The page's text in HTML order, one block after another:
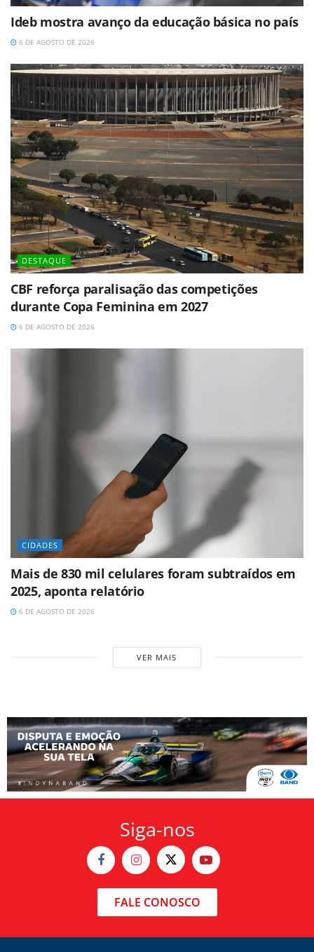
Ideb mostra avanço da educação básica no país
6 DE AGOSTO DE 2026
DESTAQUE
CBF reforça paralisação das competições
durante Copa Feminina em 2027
6 DE AGOSTO DE 2026
CIDADES
Mais de 830 mil celulares foram subtraídos em
2025, aponta relatório
6 DE AGOSTO DE 2026
VER MAIS
Siga-nos
FALE CONOSCO